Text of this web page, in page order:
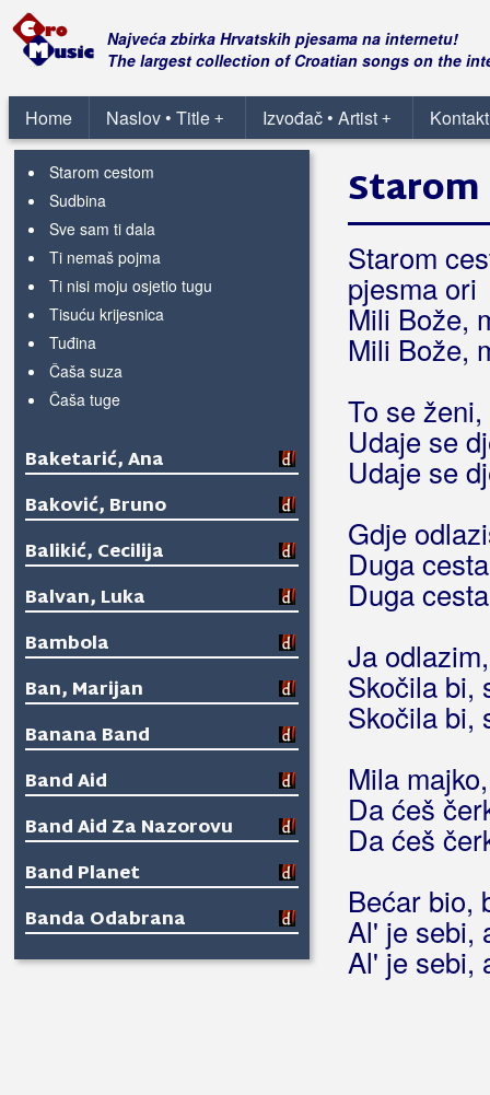
Najveća zbirka Hrvatskih pjesama na internetu!
The largest collection of Croatian songs on the
Home +
Naslov • Title +
Izvođač • Artist
Kao zrna prašine
Meni se luta
Oj, mjeseče
Srećo moja
Starom cestom
Sudbina
Sve sam ti dala
Ti nemaš pojma
Ti nisi moju osjetio tugu
Tisuću krijesnica
Tuđina
Čaša suza
Čaša tuge
Baketarić, Ana
Baković, Bruno
Balikić, Cecilija
Balvan, Luka
Bambola
Ban, Marijan
Banana Band
Band Aid
Band Aid Za Nazorovu
Band Planet
Banda Odabrana
Bane
Starom
pjesma ori
Mili Bože,
Mili Bože,
To se
Udaje se
Udaje se
Gdje
Duga
Duga
Ja
Skočila bi,
Skočila bi,
Mila
Da ćeš
Da ćeš
Bećar bio,
Al' je sebi,
Al' je sebi,